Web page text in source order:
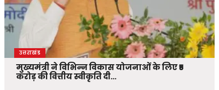
उत्तराखंड
मुख्यमंत्री ने विभिन्न विकास योजनाओं के लिए ₹5
करोड़ की वित्तीय स्वीकृति दी…